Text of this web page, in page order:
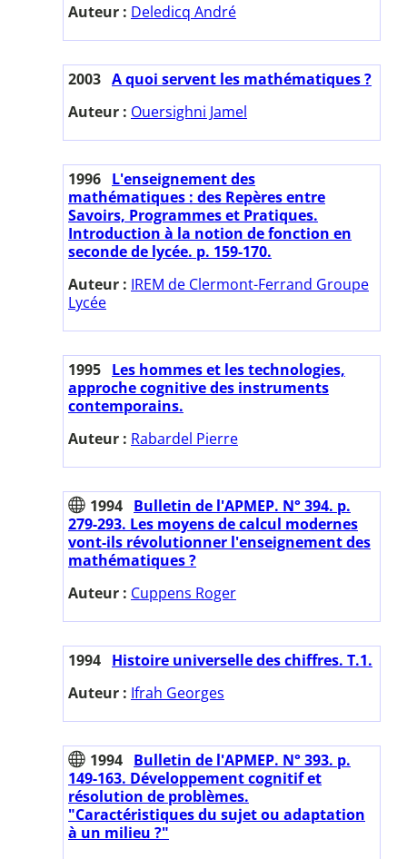
Auteur : Deledicq André
2003 A quoi servent les mathématiques ?
Auteur : Ouersighni Jamel
1996 L'enseignement des
mathématiques : des Repères entre
Savoirs, Programmes et Pratiques.
Introduction à la notion de fonction en
seconde de lycée. p. 159-170.
Auteur : IREM de Clermont-Ferrand Groupe
Lycée
1995 Les hommes et les technologies,
approche cognitive des instruments
contemporains.
Auteur : Rabardel Pierre
1994 Bulletin de l'APMEP. N° 394. p.
279-293. Les moyens de calcul modernes
vont-ils révolutionner l'enseignement des
mathématiques ?
Auteur : Cuppens Roger
1994 Histoire universelle des chiffres. T.1.
Auteur : Ifrah Georges
1994 Bulletin de l'APMEP. N° 393. p.
149-163. Développement cognitif et
résolution de problèmes.
"Caractéristiques du sujet ou adaptation
à un milieu ?"